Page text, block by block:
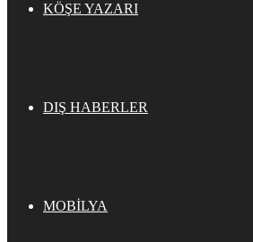
KÖŞE YAZARI
DIŞ HABERLER
MOBİLYA